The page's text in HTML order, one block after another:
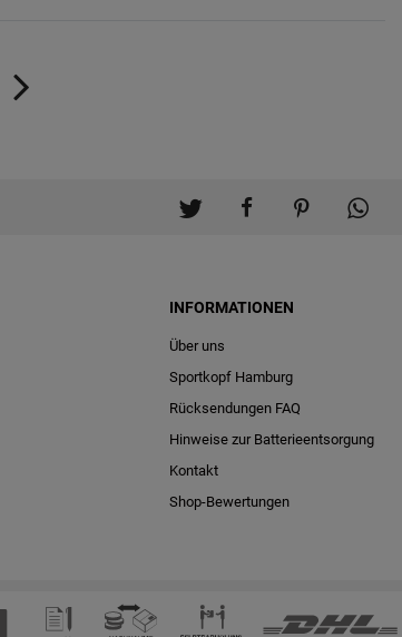
INFORMATIONEN
Über uns
Sportkopf Hamburg
Rücksendungen FAQ
Hinweise zur Batterieentsorgung
Kontakt
Shop-Bewertungen